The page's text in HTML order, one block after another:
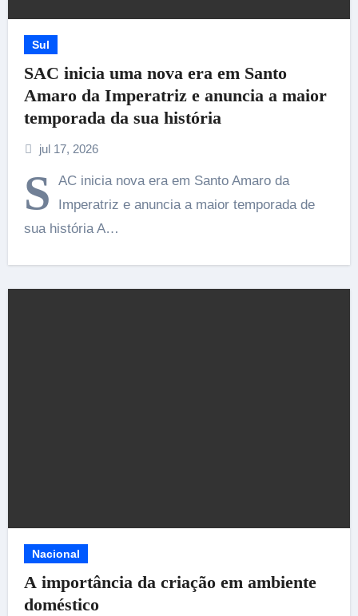
Sul
SAC inicia uma nova era em Santo
Amaro da Imperatriz e anuncia a maior
temporada da sua história
jul 17, 2026
S
AC inicia nova era em Santo Amaro da
Imperatriz e anuncia a maior temporada de
sua história A…
Nacional
A importância da criação em ambiente
doméstico